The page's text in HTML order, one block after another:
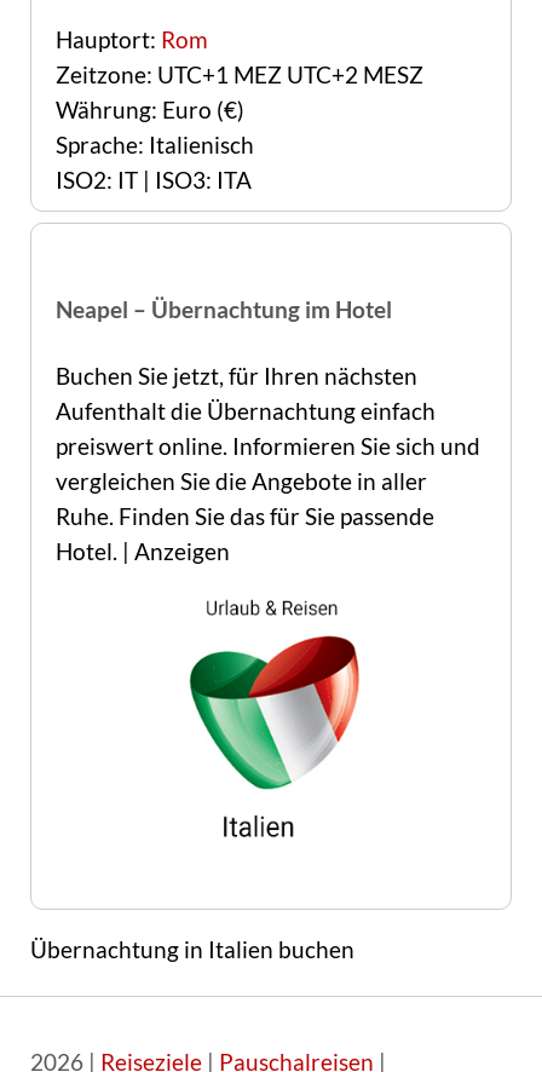
Hauptort: Rom
Zeitzone: UTC+1 MEZ UTC+2 MESZ
Währung: Euro (€)
Sprache: Italienisch
ISO2: IT | ISO3: ITA
Neapel – Übernachtung im Hotel
Buchen Sie jetzt, für Ihren nächsten
Aufenthalt die Übernachtung einfach
preiswert online. Informieren Sie sich und
vergleichen Sie die Angebote in aller
Ruhe. Finden Sie das für Sie passende
Hotel. | Anzeigen
Übernachtung in Italien buchen
2026 | Reiseziele| Pauschalreisen